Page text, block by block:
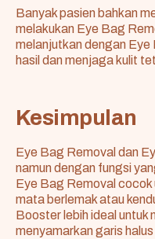
Banyak pasien bahkan
melakukan Eye Bag
melanjutkan dengan
hasil dan menjaga kulit
Kesimpulan
Eye Bag Removal dan
namun dengan fungsi
Eye Bag Removal
mata berlemak atau
Booster lebih ideal untuk
menyamarkan garis